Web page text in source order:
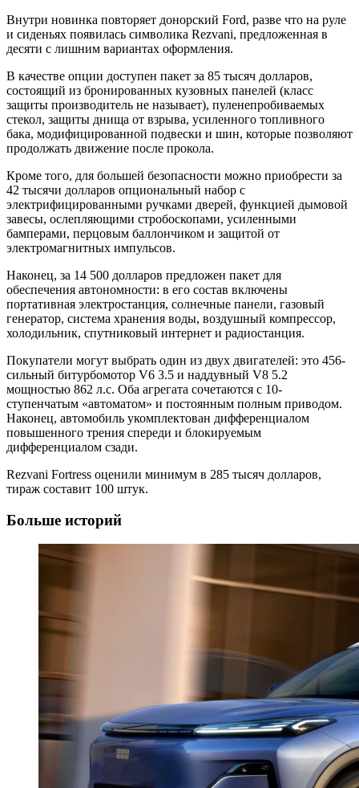
Внутри новинка повторяет донорский Ford, разве что на руле
и сиденьях появилась символика Rezvani, предложенная в
десяти с лишним вариантах оформления.
В качестве опции доступен пакет за 85 тысяч долларов,
состоящий из бронированных кузовных панелей (класс
защиты производитель не называет), пуленепробиваемых
стекол, защиты днища от взрыва, усиленного топливного
бака, модифицированной подвески и шин, которые позволяют
продолжать движение после прокола.
Кроме того, для большей безопасности можно приобрести за
42 тысячи долларов опциональный набор с
электрифицированными ручками дверей, функцией дымовой
завесы, ослепляющими стробоскопами, усиленными
бамперами, перцовым баллончиком и защитой от
электромагнитных импульсов.
Наконец, за 14 500 долларов предложен пакет для
обеспечения автономности: в его состав включены
портативная электростанция, солнечные панели, газовый
генератор, система хранения воды, воздушный компрессор,
холодильник, спутниковый интернет и радиостанция.
Покупатели могут выбрать один из двух двигателей: это 456-
сильный битурбомотор V6 3.5 и наддувный V8 5.2
мощностью 862 л.с. Оба агрегата сочетаются с 10-
ступенчатым «автоматом» и постоянным полным приводом.
Наконец, автомобиль укомплектован дифференциалом
повышенного трения спереди и блокируемым
дифференциалом сзади.
Rezvani Fortress оценили минимум в 285 тысяч долларов,
тираж составит 100 штук.
Больше историй